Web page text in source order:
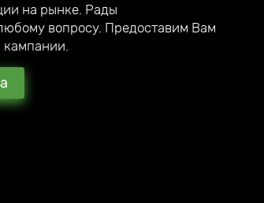
на рынке. Рады
вопросу. Предоставим Вам